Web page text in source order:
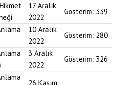
17 Aralık
2022
Gösterim: 339
10 Aralık
2022
Gösterim: 280
3 Aralık
2022
Gösterim: 326
26 Kasım